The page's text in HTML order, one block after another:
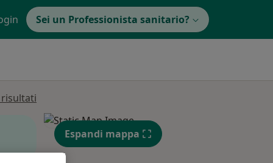
Sei un Professionista sanitario?
Espandi mappa